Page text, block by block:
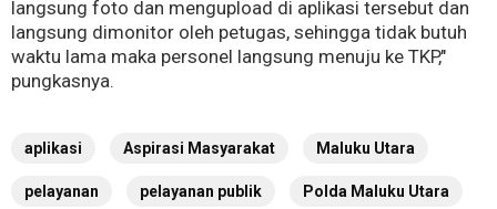
langsung foto dan mengupload di aplikasi tersebut dan
langsung dimonitor oleh petugas, sehingga tidak butuh
waktu lama maka personel langsung menuju ke TKP,"
pungkasnya.
aplikasi Aspirasi Masyarakat Maluku Utara
pelayanan pelayanan publik Polda Maluku Utara